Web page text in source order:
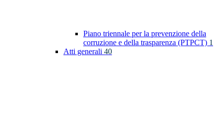
Piano triennale per la prevenzione della
corruzione e della trasparenza (PTPCT) 1
Atti generali 40